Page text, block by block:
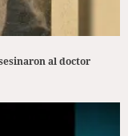
al doctor